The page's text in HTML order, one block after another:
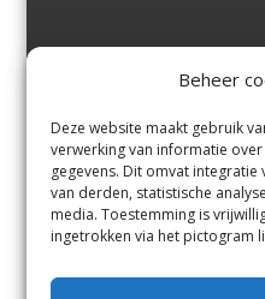
Beheer
Deze website maakt gebruik
verwerking van informatie
gegevens. Dit omvat
van derden, statistische
media. Toestemming is
ingetrokken via het pictogram
Margadantstraat 34
0255-533900
info@jutter.nlofinfo@hofgee
st.nl
Contact
Andere uitgaven